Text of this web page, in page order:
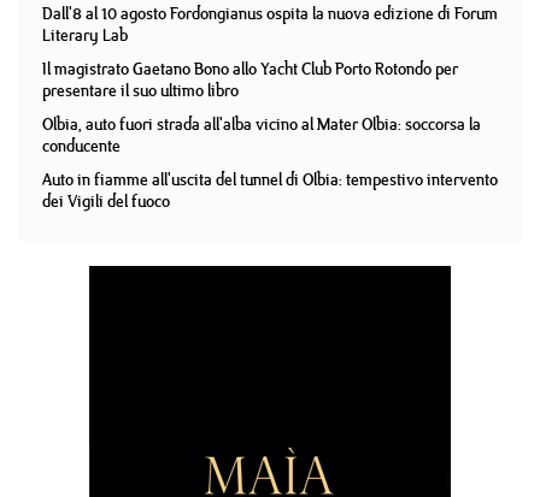
Dall'8 al 10 agosto Fordongianus ospita la nuova edizione di Forum
Literary Lab
Il magistrato Gaetano Bono allo Yacht Club Porto Rotondo per
presentare il suo ultimo libro
Olbia, auto fuori strada all'alba vicino al Mater Olbia: soccorsa la
conducente
Auto in fiamme all'uscita del tunnel di Olbia: tempestivo intervento
dei Vigili del fuoco